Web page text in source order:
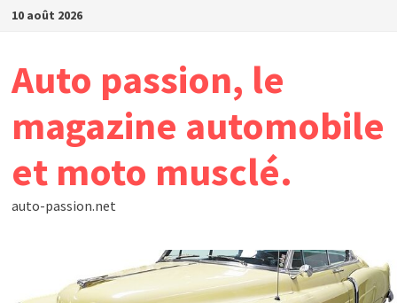
Passer
10 août 2026
Auto passion, le
magazine automobile
et moto musclé.
auto-passion.net